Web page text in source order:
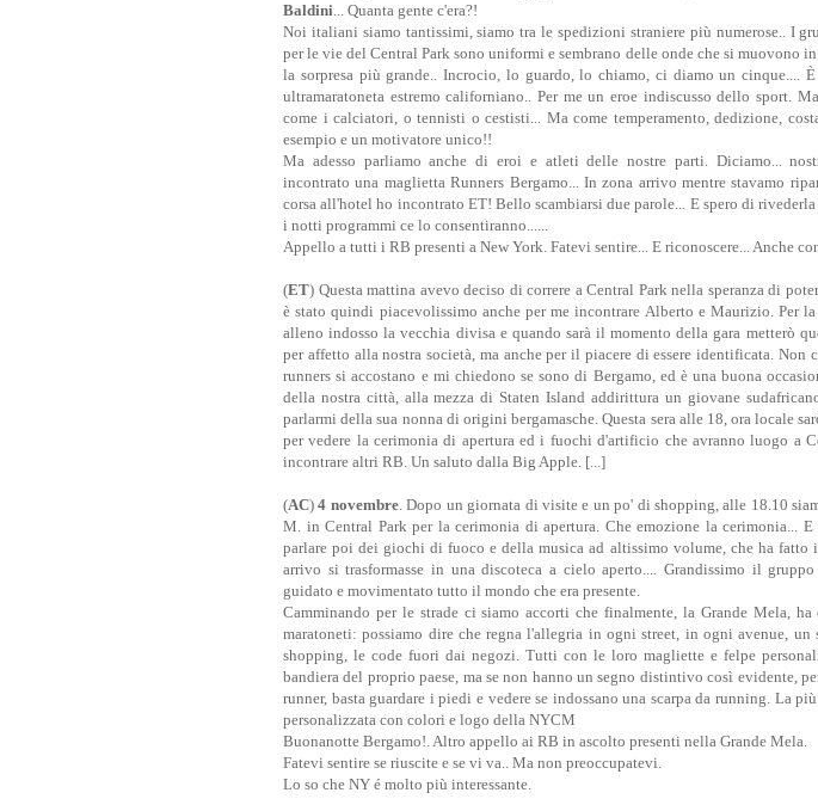
Baldini... Quanta gente c'era?!
Noi italiani siamo tantissimi, siamo tra le spedizioni straniere più numerose.. I
per le vie del Central Park sono uniformi e sembrano delle onde che si muovono
la sorpresa più grande.. Incrocio, lo guardo, lo chiamo, ci diamo un cinque.... È
ultramaratoneta estremo californiano.. Per me un eroe indiscusso dello sport.
come i calciatori, o tennisti o cestisti... Ma come temperamento, dedizione,
esempio e un motivatore unico!!
Ma adesso parliamo anche di eroi e atleti delle nostre parti. Diciamo...
incontrato una maglietta Runners Bergamo... In zona arrivo mentre stavamo
corsa all'hotel ho incontrato ET! Bello scambiarsi due parole... E spero di rivederla
i notti programmi ce lo consentiranno......
Appello a tutti i RB presenti a New York. Fatevi sentire... E riconoscere... Anche
(ET) Questa mattina avevo deciso di correre a Central Park nella speranza di
è stato quindi piacevolissimo anche per me incontrare Alberto e Maurizio. Per
alleno indosso la vecchia divisa e quando sarà il momento della gara metterò
per affetto alla nostra società, ma anche per il piacere di essere identificata. Non
runners si accostano e mi chiedono se sono di Bergamo, ed è una buona
della nostra città, alla mezza di Staten Island addirittura un giovane
parlarmi della sua nonna di origini bergamasche. Questa sera alle 18, ora locale
per vedere la cerimonia di apertura ed i fuochi d'artificio che avranno luogo a
incontrare altri RB. Un saluto dalla Big Apple. [...]
(AC)4 novembre. Dopo un giornata di visite e un po' di shopping, alle 18.10
M. in Central Park per la cerimonia di apertura. Che emozione la cerimonia... E
parlare poi dei giochi di fuoco e della musica ad altissimo volume, che ha fatto
arrivo si trasformasse in una discoteca a cielo aperto.... Grandissimo il
guidato e movimentato tutto il mondo che era presente.
Camminando per le strade ci siamo accorti che finalmente, la Grande Mela,
maratoneti: possiamo dire che regna l'allegria in ogni street, in ogni avenue, un
shopping, le code fuori dai negozi. Tutti con le loro magliette e felpe
bandiera del proprio paese, ma se non hanno un segno distintivo così evidente,
runner, basta guardare i piedi e vedere se indossano una scarpa da running. La
personalizzata con colori e logo della NYCM
Buonanotte Bergamo!. Altro appello ai RB in ascolto presenti nella Grande Mela.
Fatevi sentire se riuscite e se vi va.. Ma non preoccupatevi.
Lo so che NY é molto più interessante.